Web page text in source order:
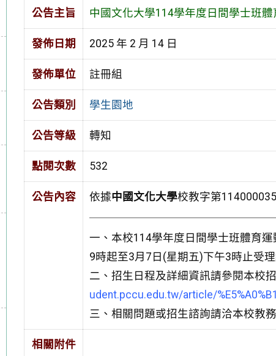
公告主旨 中國文化大學114學年度日間學士班
發佈日期 2025 年 2 月 14 日
發佈單位 註冊組
公告類別 學生園地
公告等級 轉知
點閱次數 532
公告內容 依據中國文化大學校教字第
一、本校114學年度日間學士班體育
9時起至3月7日(星期五)下午3時止受理
二、招生日程及詳細資訊請參閱本校
udent.pccu.edu.tw/article/
三、相關問題或招生諮詢請洽本校教
相關附件